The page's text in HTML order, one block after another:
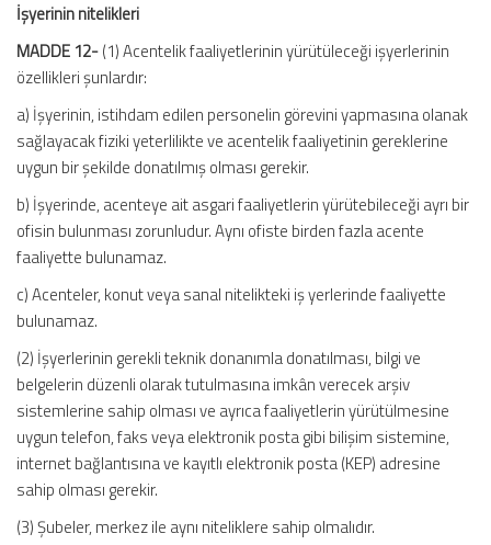
İşyerinin nitelikleri
MADDE 12-(1) Acentelik faaliyetlerinin yürütüleceği işyerlerinin
özellikleri şunlardır:
a) İşyerinin, istihdam edilen personelin görevini yapmasına olanak
sağlayacak fiziki yeterlilikte ve acentelik faaliyetinin gereklerine
uygun bir şekilde donatılmış olması gerekir.
b) İşyerinde, acenteye ait asgari faaliyetlerin yürütebileceği ayrı bir
ofisin bulunması zorunludur. Aynı ofiste birden fazla acente
faaliyette bulunamaz.
c) Acenteler, konut veya sanal nitelikteki iş yerlerinde faaliyette
bulunamaz.
(2) İşyerlerinin gerekli teknik donanımla donatılması, bilgi ve
belgelerin düzenli olarak tutulmasına imkân verecek arşiv
sistemlerine sahip olması ve ayrıca faaliyetlerin yürütülmesine
uygun telefon, faks veya elektronik posta gibi bilişim sistemine,
internet bağlantısına ve kayıtlı elektronik posta (KEP) adresine
sahip olması gerekir.
(3) Şubeler, merkez ile aynı niteliklere sahip olmalıdır.